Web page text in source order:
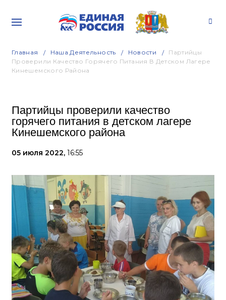
Главная Наша Деятельность Новости
Партийцы
Проверили Качество Горячего Питания В Детском Лагере
Кинешемского Района
Партийцы проверили качество
горячего питания в детском лагере
Кинешемского района
05 июля 2022, 16:55